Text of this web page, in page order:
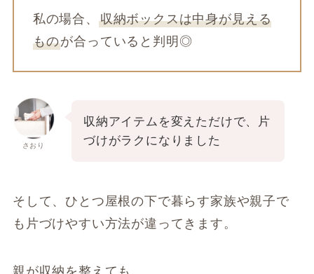
私の場合、 収納ボックスは中身が見える
ものが合っていると判明◎
さおり
収納アイテムを変えただけで、片
づけがラクになりました
そして、ひとつ屋根の下で暮らす家族や親子で
も片づけやすい方法が違ってきます。